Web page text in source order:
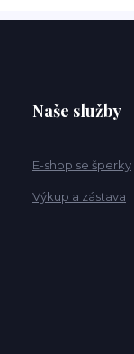
Naše služby
E-shop se šperky
Výkup a zástava